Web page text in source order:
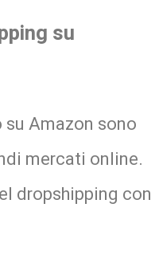
su
Amazon sono
mercati online.
dropshipping con